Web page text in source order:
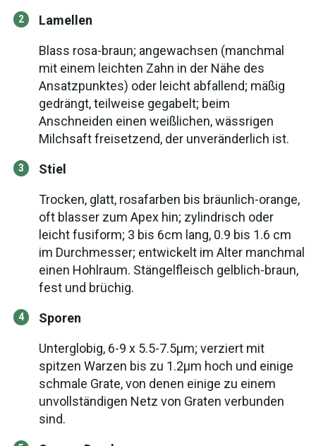
Lamellen
Blass rosa-braun; angewachsen (manchmal
mit einem leichten Zahn in der Nähe des
Ansatzpunktes) oder leicht abfallend; mäßig
gedrängt, teilweise gegabelt; beim
Anschneiden einen weißlichen, wässrigen
Milchsaft freisetzend, der unveränderlich ist.
Stiel
Trocken, glatt, rosafarben bis bräunlich-orange,
oft blasser zum Apex hin; zylindrisch oder
leicht fusiform; 3 bis 6cm lang, 0.9 bis 1.6 cm
im Durchmesser; entwickelt im Alter manchmal
einen Hohlraum. Stängelfleisch gelblich-braun,
fest und brüchig.
Sporen
Unterglobig, 6-9 x 5.5-7.5µm; verziert mit
spitzen Warzen bis zu 1.2µm hoch und einige
schmale Grate, von denen einige zu einem
unvollständigen Netz von Graten verbunden
sind.